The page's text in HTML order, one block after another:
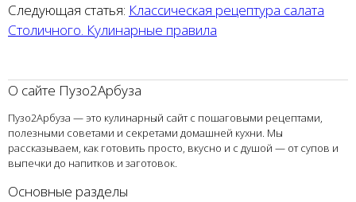
Следующая статья: Классическая рецептура салата
Столичного. Кулинарные правила
О сайте Пузо2Арбуза
Пузо2Арбуза — это кулинарный сайт с пошаговыми рецептами,
полезными советами и секретами домашней кухни. Мы
рассказываем, как готовить просто, вкусно и с душой — от супов и
выпечки до напитков и заготовок.
Основные разделы